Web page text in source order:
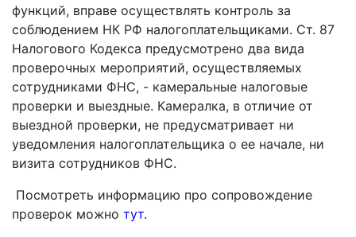
функций, вправе осуществлять контроль за
соблюдением НК РФ налогоплательщиками. Ст. 87
Налогового Кодекса предусмотрено два вида
проверочных мероприятий, осуществляемых
сотрудниками ФНС, - камеральные налоговые
проверки и выездные. Камералка, в отличие от
выездной проверки, не предусматривает ни
уведомления налогоплательщика о ее начале, ни
визита сотрудников ФНС.
Посмотреть информацию про сопровождение
проверок можно тут.